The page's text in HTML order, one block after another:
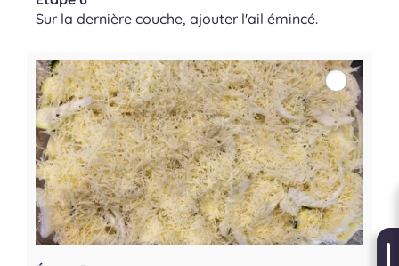
Sur la dernière couche, ajouter l'ail émincé.